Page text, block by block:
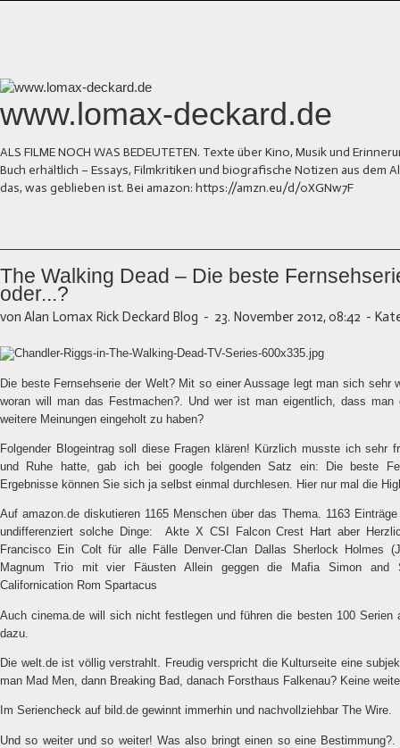
www.lomax-deckard.de
ALS FILME NOCH WAS BEDEUTETEN. Texte über Kino, Musik und
Buch erhältlich – Essays, Filmkritiken und biografische Notizen aus dem
das, was geblieben ist. Bei amazon: https://amzn.eu/d/0XGNw7F
The Walking Dead – Die beste
oder...?
von Alan Lomax Rick Deckard Blog - 23. November 2012, 08:42 -
Die beste Fernsehserie der Welt? Mit so einer Aussage legt man sich sehr
woran will man das Festmachen?. Und wer ist man eigentlich, dass man
weitere Meinungen eingeholt zu haben?
Folgender Blogeintrag soll diese Fragen klären! Kürzlich musste ich sehr
und Ruhe hatte, gab ich bei google folgenden Satz ein: Die beste
Ergebnisse können Sie sich ja selbst einmal durchlesen. Hier nur mal die
Auf amazon.de diskutieren 1165 Menschen über das Thema. 1163
undifferenziert solche Dinge:
Akte X CSI Falcon Crest Hart aber
Francisco Ein Colt für alle Fälle Denver-Clan Dallas Sherlock Holmes
Magnum Trio mit vier Fäusten Allein geggen die Mafia Simon and
Californication Rom Spartacus
Auch cinema.de will sich nicht festlegen und führen die besten 100 Serien
dazu.
Die welt.de ist völlig verstrahlt. Freudig verspricht die Kulturseite eine
man Mad Men, dann Breaking Bad, danach Forsthaus Falkenau? Keine
Im Seriencheck auf bild.de gewinnt immerhin und nachvollziehbar The Wire.
Und so weiter und so weiter! Was also bringt einen so eine